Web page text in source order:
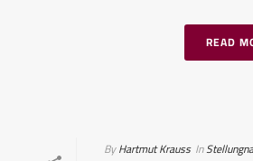
READ
ByHartmut Krauss In